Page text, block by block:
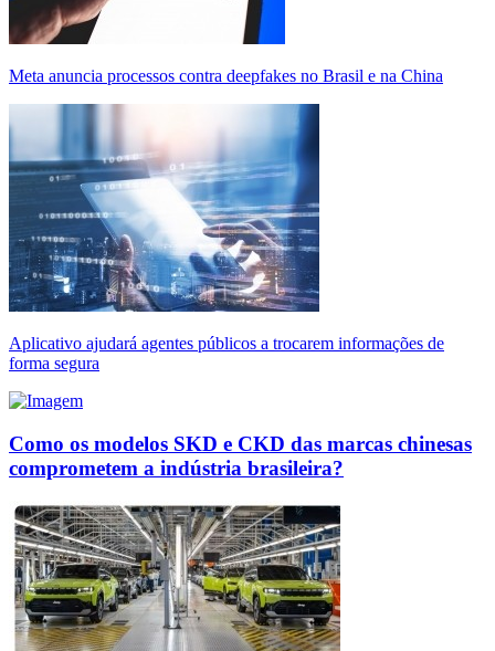
Meta anuncia processos contra deepfakes no Brasil e na China
Aplicativo ajudará agentes públicos a trocarem informações de
forma segura
Como os modelos SKD e CKD das marcas chinesas
comprometem a indústria brasileira?